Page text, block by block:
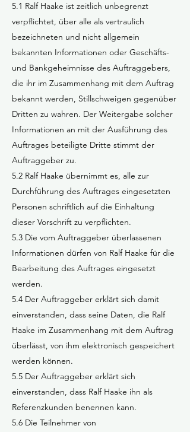
5.1 Ralf Haake ist zeitlich unbegrenzt
verpflichtet, über alle als vertraulich
bezeichneten und nicht allgemein
bekannten Informationen oder Geschäfts-
und Bankgeheimnisse des Auftraggebers,
die ihr im Zusammenhang mit dem Auftrag
bekannt werden, Stillschweigen gegenüber
Dritten zu wahren. Der Weitergabe solcher
Informationen an mit der Ausführung des
Auftrages beteiligte Dritte stimmt der
Auftraggeber zu.
5.2 Ralf Haake übernimmt es, alle zur
Durchführung des Auftrages eingesetzten
Personen schriftlich auf die Einhaltung
dieser Vorschrift zu verpflichten.
5.3 Die vom Auftraggeber überlassenen
Informationen dürfen von Ralf Haake für die
Bearbeitung des Auftrages eingesetzt
werden.
5.4 Der Auftraggeber erklärt sich damit
einverstanden, dass seine Daten, die Ralf
Haake im Zusammenhang mit dem Auftrag
überlässt, von ihm elektronisch gespeichert
werden können.
5.5 Der Auftraggeber erklärt sich
einverstanden, dass Ralf Haake ihn als
Referenzkunden benennen kann.
5.6 Die Teilnehmer von